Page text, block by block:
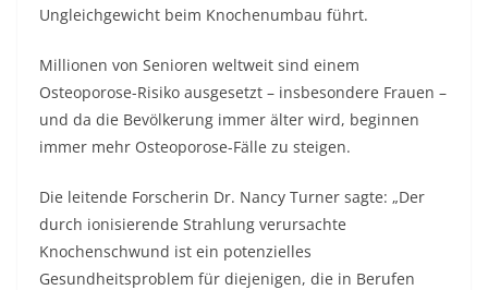
Ungleichgewicht beim Knochenumbau führt.
Millionen von Senioren weltweit sind einem
Osteoporose-Risiko ausgesetzt – insbesondere Frauen –
und da die Bevölkerung immer älter wird, beginnen
immer mehr Osteoporose-Fälle zu steigen.
Die leitende Forscherin Dr. Nancy Turner sagte: „Der
durch ionisierende Strahlung verursachte
Knochenschwund ist ein potenzielles
Gesundheitsproblem für diejenigen, die in Berufen